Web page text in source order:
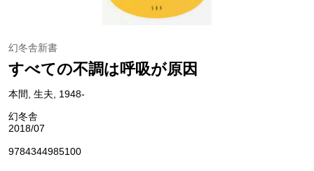
幻冬舎新書
すべての不調は呼吸が原因
本間, 生夫, 1948-
幻冬舎
2018/07
9784344985100